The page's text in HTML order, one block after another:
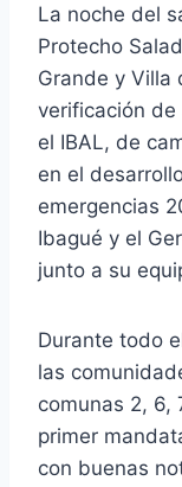
La noche del
Protecho
Grande y Villa
verificación de
el IBAL, de
en el
emergencias
Ibagué y el
junto a su
Durante todo
las
comunas 2, 6,
primer
con buenas